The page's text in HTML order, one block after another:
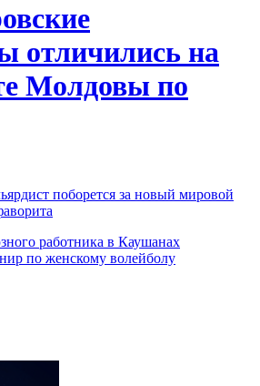
отличились на
Молдовы по
поборется за новый мировой
работника в Каушанах
по женскому волейболу